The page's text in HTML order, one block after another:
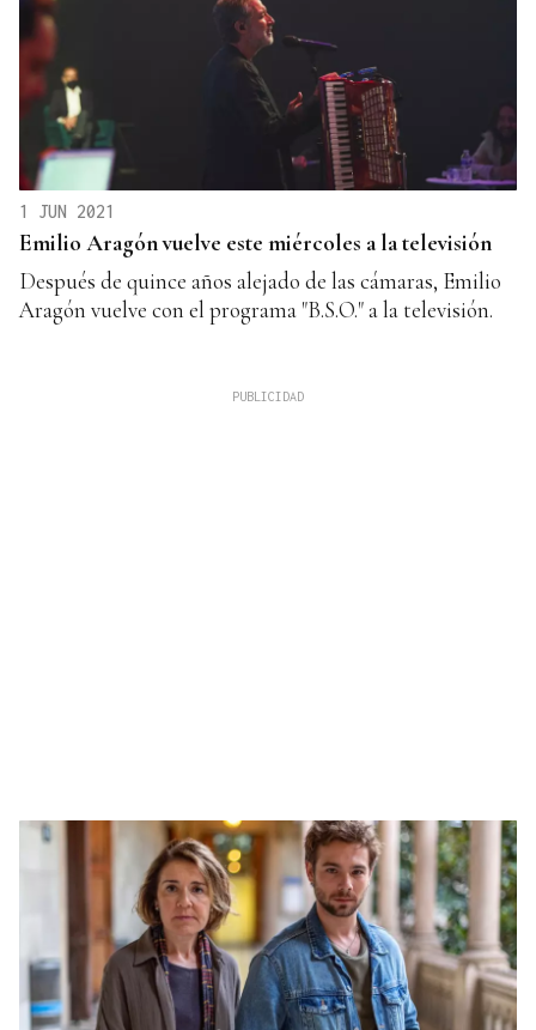
1 JUN 2021
Emilio Aragón vuelve este miércoles a la televisión
Después de quince años alejado de las cámaras, Emilio
Aragón vuelve con el programa "B.S.O." a la televisión.